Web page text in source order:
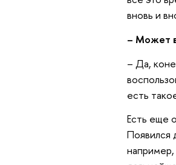
вновь и
– Может
– Да,
есть
Есть еще
Появился
например,